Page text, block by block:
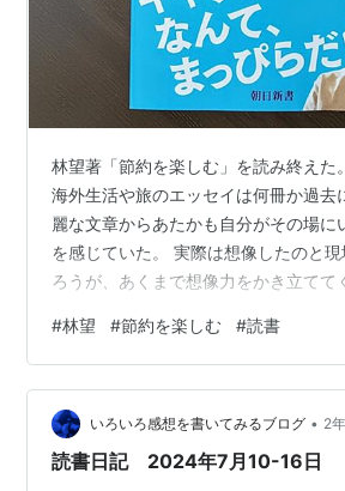
林望著「節約を楽しむ」を読み終えた
海外生活や旅のエッセイは何冊か過去
麗な文章からあたかも自分がその場に
を感じていた。 実際は想像したのと
ろうが、あくまで想像力をかき立てて
始めたのだが、予想に反してかなり頑
昨今のお金と人々の関係を嘆きつつ、
る自分のやり方を、押しつけがましく
に思えて、途中で読むのが苦痛になっ
も、最後まで頑張って読んだが、最後
#林望 #節約を楽しむ #読書
いろいろ感想を書いてみるブログ • 2
読書日記 2024年7月10-16日